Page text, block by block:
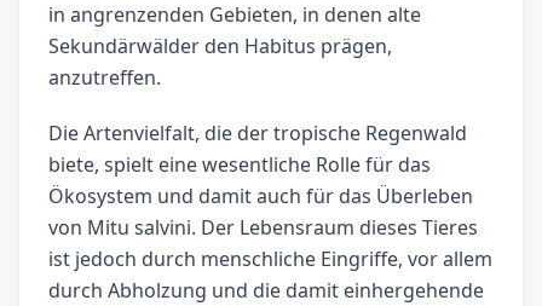
in angrenzenden Gebieten, in denen alte
Sekundärwälder den Habitus prägen,
anzutreffen.
Die Artenvielfalt, die der tropische Regenwald
biete, spielt eine wesentliche Rolle für das
Ökosystem und damit auch für das Überleben
von Mitu salvini. Der Lebensraum dieses Tieres
ist jedoch durch menschliche Eingriffe, vor allem
durch Abholzung und die damit einhergehende